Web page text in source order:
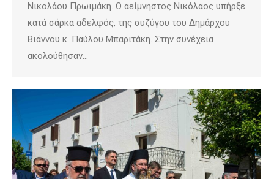
Νικολάου Πρωιμάκη. Ο αείμνηστος Νικόλαος υπήρξε
κατά σάρκα αδελφός, της συζύγου του Δημάρχου
Βιάννου κ. Παύλου Μπαριτάκη. Στην συνέχεια
ακολούθησαν…